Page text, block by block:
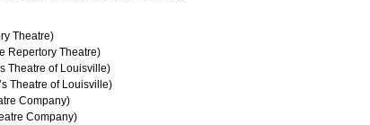
Theatre)
Repertory Theatre)
Theatre of Louisville)
Theatre of Louisville)
Company)
Company)